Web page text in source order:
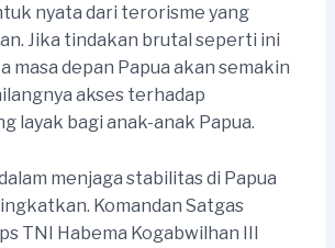
nyata dari terorisme yang
Jika tindakan brutal seperti ini
masa depan Papua akan semakin
akses terhadap
layak bagi anak-anak Papua.
menjaga stabilitas di Papua
Komandan Satgas
TNI Habema Kogabwilhan III